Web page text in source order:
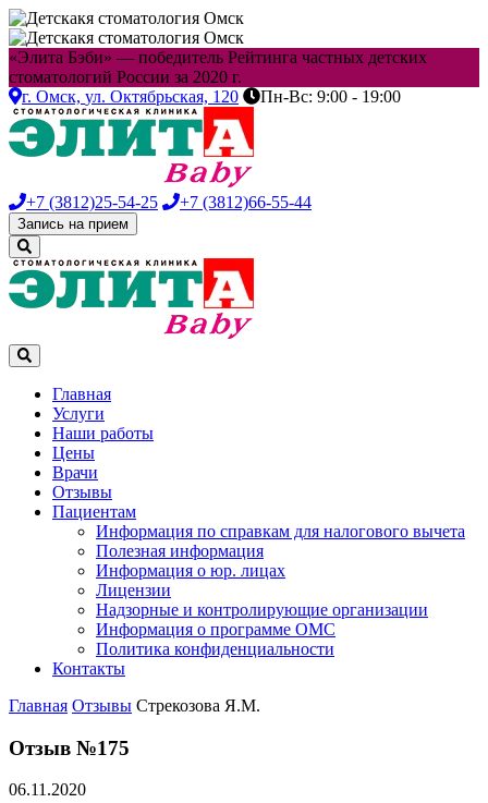
«Элита Бэби» — победитель Рейтинга частных детских
стоматологий России за 2020 г.
г. Омск, ул. Октябрьская, 120 Пн-Вс: 9:00 - 19:00
+7 (3812)25-54-25 +7 (3812)66-55-44
Запись на прием
Главная
Услуги
Наши работы
Цены
Врачи
Отзывы
Пациентам
Информация по справкам для налогового вычета
Полезная информация
Информация о юр. лицах
Лицензии
Надзорные и контролирующие организации
Информация о программе ОМС
Политика конфиденциальности
Контакты
Главная Отзывы Стрекозова Я.М.
Отзыв №175
06.11.2020